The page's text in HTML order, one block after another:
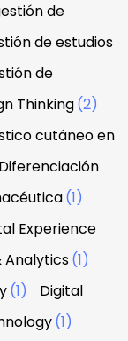
de
de estudios
de
Thinking(2)
cutáneo en
Diferenciación
(1)
Experience
Analytics(1)
(1)
Digital
(1)